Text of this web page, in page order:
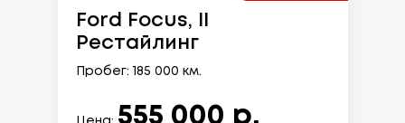
Ford Focus, II
Рестайлинг
Пробег: 185 000 км.
555 000 р.